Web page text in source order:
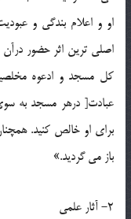
او و اعلام بندگی و
اصلی ترین اثر حضور درآن
عبادت[ درهر مسجد به
برای او خالص کنید.
باز می گردید.»
2- آثار علمی